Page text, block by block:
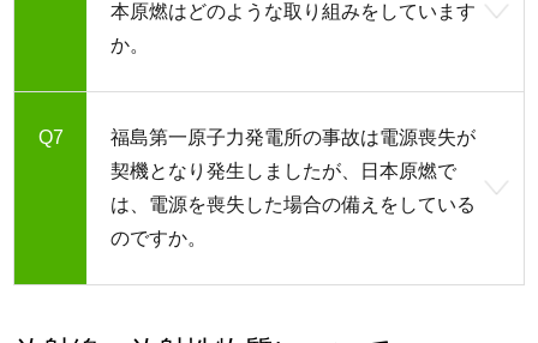
本原燃はどのような取り組みをしています
か。
福島第一原子力発電所の事故は電源喪失が
契機となり発生しましたが、日本原燃で
は、電源を喪失した場合の備えをしている
のですか。